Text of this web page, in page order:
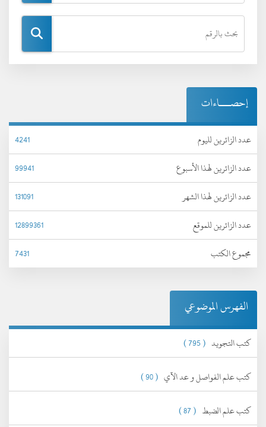
إحصـــاءات
عدد الزائرين لليوم
4241
عدد الزائرين لهذا الأسبوع
99941
عدد الزائرين لهذا الشهر
131091
عدد الزائرين للموقع
12899361
مجموع الكتب
7431
الفهرس الموضوعي
كتب التجويد ( 795 )
كتب علم الفواصل و عد الآي ( 90 )
كتب علم الضبط ( 87 )